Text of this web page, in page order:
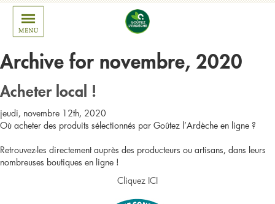
Archive for novembre, 2020
Acheter local !
jeudi, novembre 12th, 2020
Où acheter des produits sélectionnés par Goûtez l’Ardèche en ligne ?
Retrouvez-les directement auprès des producteurs ou artisans, dans leurs
nombreuses boutiques en ligne !
Cliquez ICI